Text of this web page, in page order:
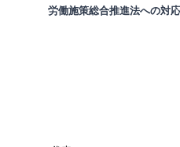
労働施策総合推進法への対応